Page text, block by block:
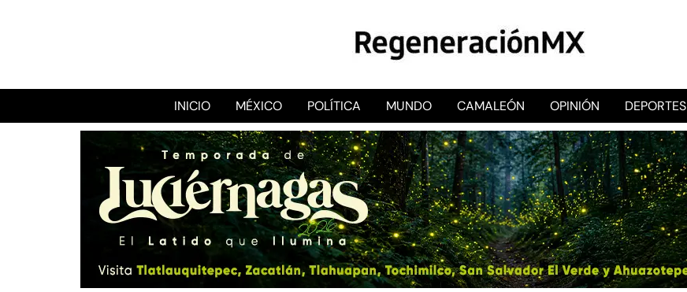
RegeneraciónMX
Sitio de noticias libre e independiente
INICIO MÉXICO POLÍTICA MUNDO CAMALEÓN OPINIÓN DEPORTES